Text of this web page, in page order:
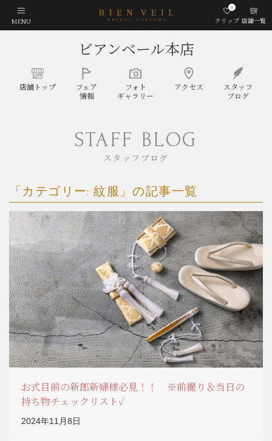
MENU クリップ
0
店舗一覧
ビアンベール本店
店舗トップ
フェア
情報
フォト
ギャラリー
アクセス
スタッフ
ブログ
STAFF BLOG
スタッフブログ
「カテゴリー:紋服 」の記事一覧
お式目前の新郎新婦様必見！！ ※前撮り＆当日の
持ち物チェックリスト✓
2024年11月8日